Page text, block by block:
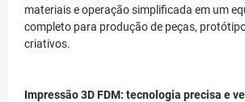
materiais e operação simplificada em um
completo para produção de peças,
criativos.
Impressão 3D FDM: tecnologia precisa e